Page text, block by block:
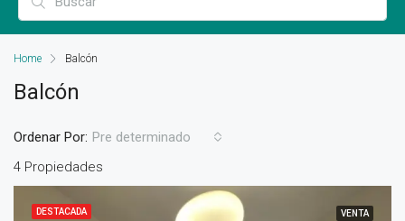
Home Balcón
Balcón
4 Propiedades
Ordenar Por: Pre determinado
DESTACADA VENTA